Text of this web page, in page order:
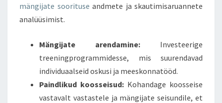
mängijate soorituse andmete ja skautimisaruannete
analüüsimist.
Mängijate arendamine: Investeerige
treeningprogrammidesse, mis suurendavad
individuaalseid oskusi ja meeskonnatööd.
Paindlikud koosseisud: Kohandage koosseise
vastavalt vastastele ja mängijate seisundile, et